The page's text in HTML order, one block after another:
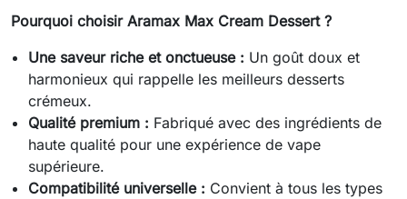
Pourquoi choisir Aramax Max Cream Dessert ?
Une saveur riche et onctueuse : Un goût doux et
harmonieux qui rappelle les meilleurs desserts
crémeux.
Qualité premium : Fabriqué avec des ingrédients de
haute qualité pour une expérience de vape
supérieure.
Compatibilité universelle : Convient à tous les types